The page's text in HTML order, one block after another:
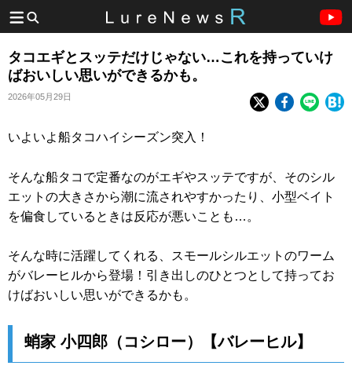
タコエギとスッテだけじゃない…これを持っていけ
ばおいしい思いができるかも。
2026年05月29日
いよいよ船タコハイシーズン突入！
そんな船タコで定番なのがエギやスッテですが、そのシル
エットの大きさから潮に流されやすかったり、小型ベイト
を偏食しているときは反応が悪いことも…。
そんな時に活躍してくれる、スモールシルエットのワーム
がバレーヒルから登場！引き出しのひとつとして持ってお
けばおいしい思いができるかも。
蛸家 小四郎（コシロー）【バレーヒル】